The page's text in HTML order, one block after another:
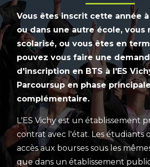
Vous êtes inscrit cette année
ou dans une autre école, vous
scolarisé, ou vous êtes en
pouvez vous faire une
d'inscription en BTS à l'ES
Parcoursup en phase
complémentaire.
L'ES Vichy est un établissement
contrat avec l'état. Les étudiants
accès aux bourses sous les
que dans un établissement